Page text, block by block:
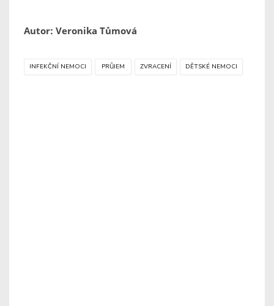
Autor: Veronika Tůmová
INFEKČNÍ NEMOCI PRŮJEM ZVRACENÍ DĚTSKÉ NEMOCI